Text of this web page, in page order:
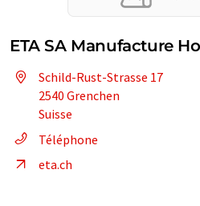
ETA SA Manufacture
Schild-Rust-Strasse 17
2540 Grenchen
Suisse
Téléphone
eta.ch